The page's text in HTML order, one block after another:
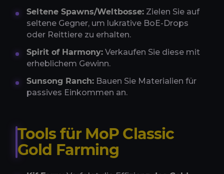
Seltene Spawns/Weltbosse: Zielen Sie auf
seltene Gegner, um lukrative BoE-Drops
oder Reittiere zu erhalten.
Spirit of Harmony: Verkaufen Sie diese mit
erheblichem Gewinn.
Sunsong Ranch: Bauen Sie Materialien für
passives Einkommen an.
Tools für MoP Classic
Gold Farming